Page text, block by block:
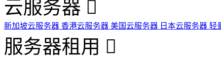
云服务器
新加坡云服务器 香港云服务器 美国云服务器 日本云服务器 轻
服务器租用